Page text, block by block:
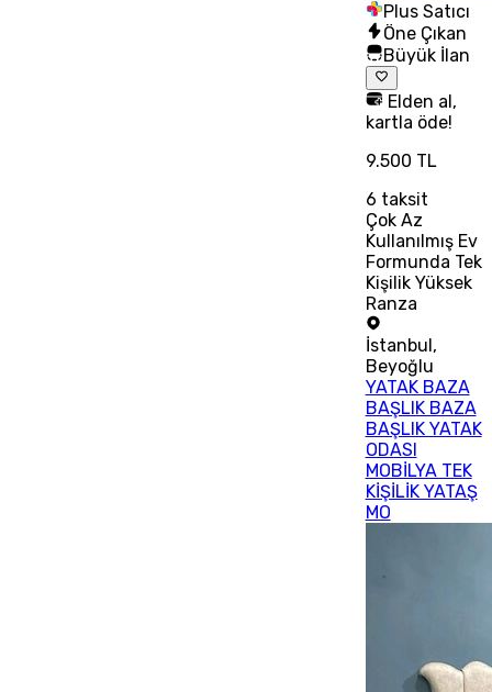
Plus Satıcı
Öne Çıkan
Büyük İlan
Elden al,
kartla öde!
9.500 TL
6 taksit
Çok Az
Kullanılmış Ev
Formunda Tek
Kişilik Yüksek
Ranza
İstanbul ,
Beyoğlu
YATAK BAZA
BAŞLIK BAZA
BAŞLIK YATAK
ODASI
MOBİLYA TEK
KİŞİLİK YATAŞ
MO